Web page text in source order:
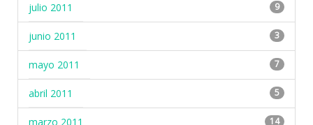
julio 2011 9
junio 2011 3
mayo 2011 7
abril 2011 5
marzo 2011 14